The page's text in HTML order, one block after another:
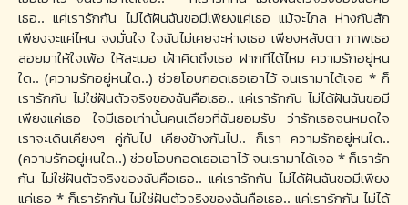
เธอ.. แค่เรารักกัน ไม่ได้ฝันฉันขอมีเพียงแค่เธอ แม้จะไกล ห่างกันสัก
เพียงจะแค่ไหน จงมั่นใจ ใจฉันไม่เคยจะห่างเธอ เพียงหลับตา ภาพเธอ
ลอยมาให้ใจเพ้อ ให้ละเมอ เฝ้าคิดถึงเธอ ฝากทีได้ไหม ความรักอยู่หน
ใด.. (ความรักอยู่หนใด..) ช่วยโอบกอดเธอเอาไว้ จนเรามาได้เจอ * ก็
เรารักกัน ไม่ใช่ฝันตัวจริงของฉันคือเธอ.. แค่เรารักกัน ไม่ได้ฝันฉันขอมี
เพียงแค่เธอ ใจมีเธอเท่านั้นคนเดียวที่ฉันยอมรับ ว่ารักเธอจนหมดใจ
เราจะเดินเคียงๆ คู่กันไป เคียงข้างกันไป.. ก็เรา ความรักอยู่หนใด..
(ความรักอยู่หนใด..) ช่วยโอบกอดเธอเอาไว้ จนเรามาได้เจอ * ก็เรารัก
กัน ไม่ใช่ฝันตัวจริงของฉันคือเธอ.. แค่เรารักกัน ไม่ได้ฝันฉันขอมีเพียง
แค่เธอ * ก็เรารักกัน ไม่ใช่ฝันตัวจริงของฉันคือเธอ.. แค่เรารักกัน ไม่ได้